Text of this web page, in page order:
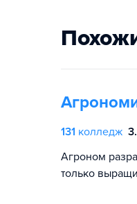
131 колледж
Агроном
только